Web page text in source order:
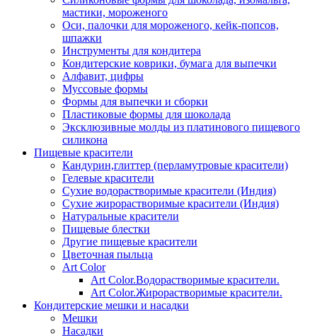
мастики, мороженого
Оси, палочки для мороженого, кейк-попсов,
шпажки
Инструменты для кондитера
Кондитерские коврики, бумага для выпечки
Алфавит, цифры
Муссовые формы
Формы для выпечки и сборки
Пластиковые формы для шоколада
Эксклюзивные молды из платинового пищевого
силикона
Пищевые красители
Кандурин,глиттер (перламутровые красители)
Гелевые красители
Сухие водорастворимые красители (Индия)
Сухие жирорастворимые красители (Индия)
Натуральные красители
Пищевые блестки
Другие пищевые красители
Цветочная пыльца
Art Color
Art Color.Водорастворимые красители.
Art Color.Жирорастворимые красители.
Кондитерские мешки и насадки
Мешки
Насадки